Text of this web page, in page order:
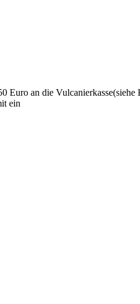
Euro an die
ein